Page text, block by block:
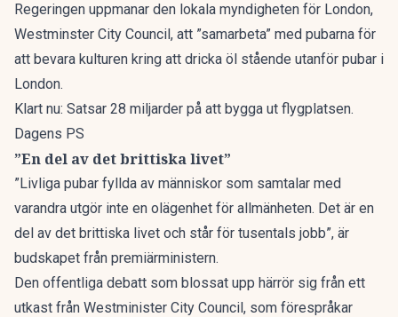
Regeringen uppmanar den lokala myndigheten för London,
Westminster City Council, att ”samarbeta” med pubarna för
att bevara kulturen kring att dricka öl stående utanför pubar i
London.
Klart nu: Satsar 28 miljarder på att bygga ut flygplatsen.
Dagens PS
”En del av det brittiska livet”
”Livliga pubar fyllda av människor som samtalar med
varandra utgör inte en olägenhet för allmänheten. Det är en
del av det brittiska livet och står för tusentals jobb”, är
budskapet från premiärministern.
Den offentliga debatt som blossat upp härrör sig från ett
utkast från Westminister City Council, som förespråkar